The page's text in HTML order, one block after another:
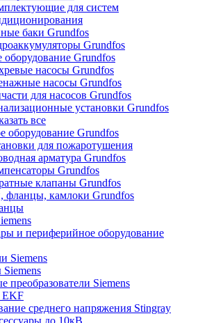
для систем
баки Grundfos
Grundfos
оборудование Grundfos
насосы Grundfos
насосы Grundfos
для насосов Grundfos
установки Grundfos
все
оборудование Grundfos
для пожаротушения
арматура Grundfos
Grundfos
клапаны Grundfos
фланцы, камлоки Grundfos
и периферийное оборудование
Siemens
преобразователи Siemens
EKF
среднего напряжения Stingray
до 10кВ